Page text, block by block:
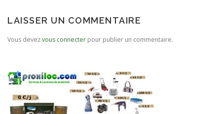
LAISSER UN COMMENTAIRE
Vous devezvous connecter pour publier un commentaire.